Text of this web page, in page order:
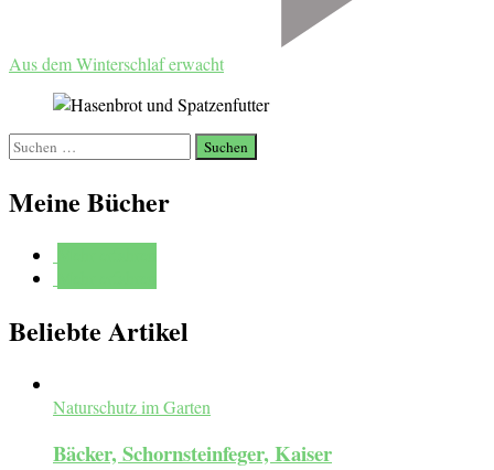
Aus dem Winterschlaf erwacht
Suchen
nach:
Meine Bücher
Beliebte Artikel
Naturschutz im Garten
Bäcker, Schornsteinfeger, Kaiser